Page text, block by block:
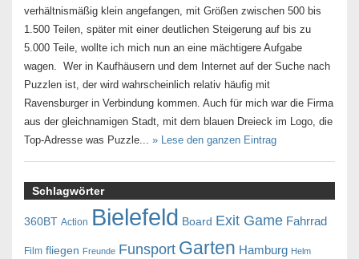
verhältnismäßig klein angefangen, mit Größen zwischen 500 bis
1.500 Teilen, später mit einer deutlichen Steigerung auf bis zu
5.000 Teile, wollte ich mich nun an eine mächtigere Aufgabe
wagen. Wer in Kaufhäusern und dem Internet auf der Suche nach
Puzzlen ist, der wird wahrscheinlich relativ häufig mit
Ravensburger in Verbindung kommen. Auch für mich war die Firma
aus der gleichnamigen Stadt, mit dem blauen Dreieck im Logo, die
Top-Adresse was Puzzle... » Lese den ganzen Eintrag
Schlagwörter
360BT Action Bielefeld Board Exit Game Fahrrad
Film fliegen Freunde Funsport Garten Hamburg Helm